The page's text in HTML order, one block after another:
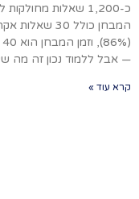
— אבל ללמוד נכון זה מה
קרא עוד »